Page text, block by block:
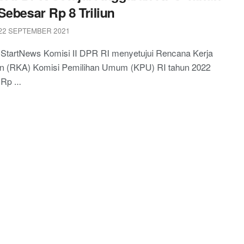
Rp 8 Triliun
SEPTEMBER 2021
Komisi II DPR RI menyetujui Rencana Kerja
(RKA) Komisi Pemilihan Umum (KPU) RI tahun 2022
...